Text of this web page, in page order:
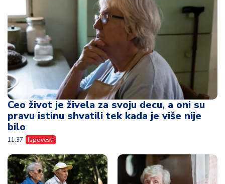
Ceo život je živela za svoju decu, a oni su
pravu istinu shvatili tek kada je više nije
bilo
11:37 Ispovesti